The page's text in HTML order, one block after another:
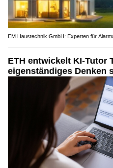
EM Haustechnik GmbH: Experten für
ETH entwickelt KI-Tutor
eigenständiges Denken